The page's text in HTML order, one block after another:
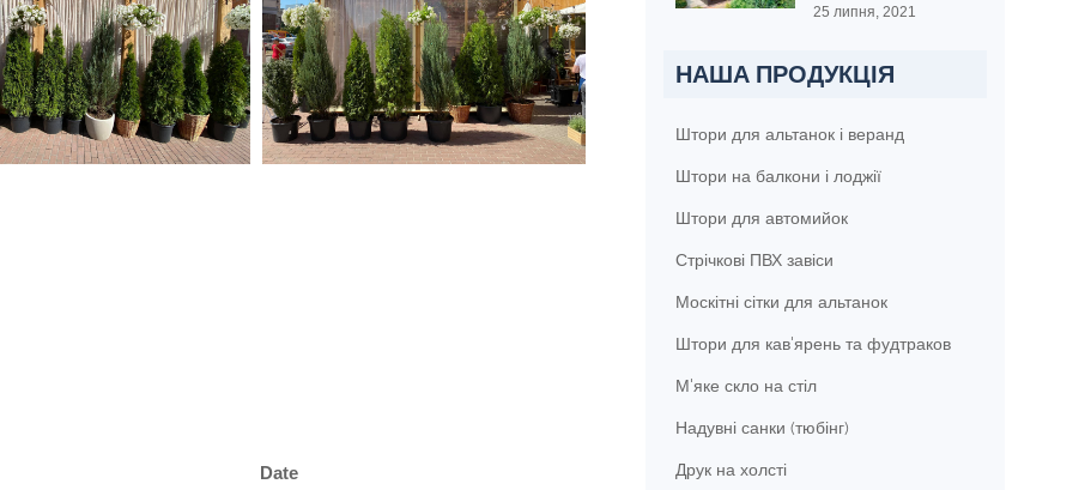
Date
25 липня, 2021
НАША ПРОДУКЦІЯ
Штори для альтанок і веранд
Штори на балкони і лоджії
Штори для автомийок
Стрічкові ПВХ завіси
Москітні сітки для альтанок
Штори для кав'ярень та фудтраков
М'яке скло на стіл
Надувні санки (тюбінг)
Друк на холсті